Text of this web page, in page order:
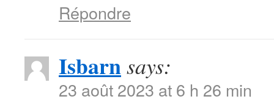
Répondre
Isbarnsays:
23 août 2023 at 6 h 26 min